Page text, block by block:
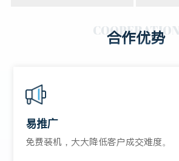
COOPERATION
合作优势
易推广
免费装机，大大降低客户成交难度。